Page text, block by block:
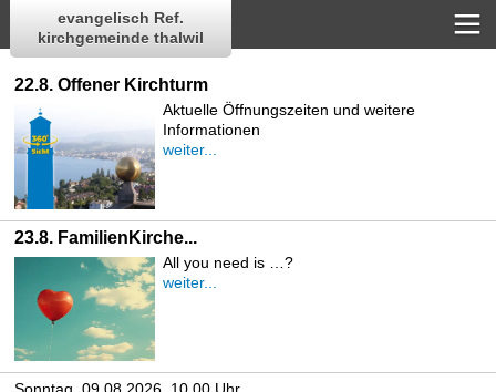
evangelisch Ref.
kirchgemeinde thalwil
22.8. Offener Kirchturm
Aktuelle Öffnungszeiten und weitere
Informationen
weiter...
23.8. FamilienKirche...
All you need is …?
weiter...